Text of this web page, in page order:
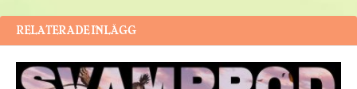
RELATERADE INLÄGG